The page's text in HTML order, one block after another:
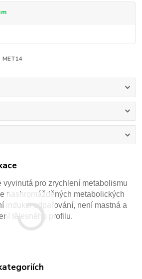
MET14
vyvinutá pro zrychlení metabolismu
nashromážděných metabolických
indukci odpařování, není mastná a
tělesného profilu.